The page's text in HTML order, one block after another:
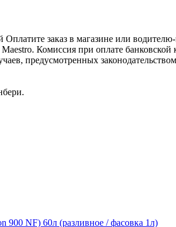
заказ в магазине или
Комиссия при оплате
предусмотренных